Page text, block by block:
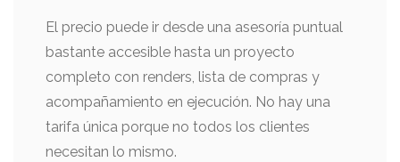
El precio puede ir desde una asesoría puntual
bastante accesible hasta un proyecto
completo con renders, lista de compras y
acompañamiento en ejecución. No hay una
tarifa única porque no todos los clientes
necesitan lo mismo.